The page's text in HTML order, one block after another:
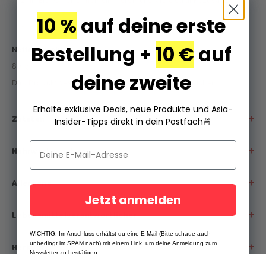
verwenden.
Direkt einfrieren und als Eis oder Sorbet genießen.
Nettogewicht
80 g
Das Produktdesign kann von der Abbildung abweichen.
Zutaten +
Wasser, Stärkesirup, Maltodextrin, Kristallzucker, Maissirup mit
hohem Fructosegehalt, Geliermittel (E415, E440),
Nährwertangaben +
Nährwertangaben pro 100g:
Brennwert: 471 kJ / 113 kcal
– davon gesättigte Fettsäuren: 0 g
Kohlenhydrate: 27,9 g
– davon Zucker: 27,9 g
Allergene +
Lebensmittelverantwortlicher +
Kontaktname:MAOMAO Technologies GmbH
Herkunft +
10 % auf deine erste
Bestellung + 10 € auf
deine zweite
Erhalte exklusive Deals, neue Produkte und Asia-
Insider-Tipps direkt in dein Postfach🍜
Jetzt anmelden
WICHTIG: Im Anschluss erhältst du eine E-Mail (Bitte schaue auch
unbedingt im SPAM nach) mit einem Link, um deine Anmeldung zum
Newsletter zu bestätigen.